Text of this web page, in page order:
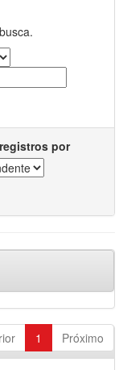
por
1 Próximo